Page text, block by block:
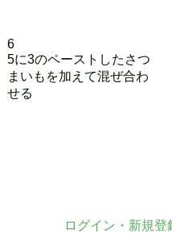
6
5に3のペーストしたさつ
まいもを加えて混ぜ合わ
せる
ログイン・新規